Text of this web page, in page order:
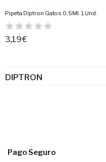
DIPTRON
Pipeta Diptron Gatos 0,5Ml. 1 Und.
3,19 €
Pago Seguro